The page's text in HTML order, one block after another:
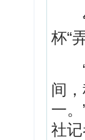
午
杯“
“
间
一
社